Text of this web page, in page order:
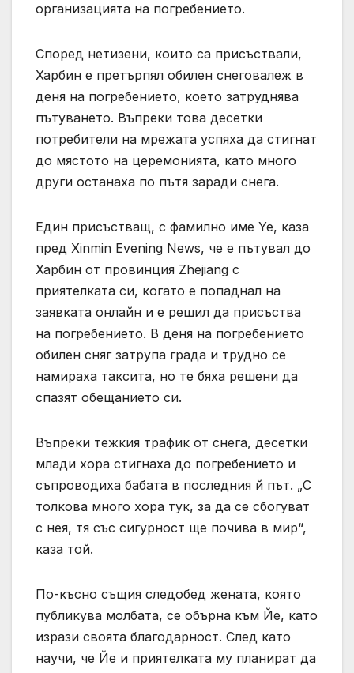
организацията на погребението.
Според нетизени, които са присъствали,
Харбин е претърпял обилен снеговалеж в
деня на погребението, което затруднява
пътуването. Въпреки това десетки
потребители на мрежата успяха да стигнат
до мястото на церемонията, като много
други останаха по пътя заради снега.
Един присъстващ, с фамилно име Ye, каза
пред Xinmin Evening News, че е пътувал до
Харбин от провинция Zhejiang с
приятелката си, когато е попаднал на
заявката онлайн и е решил да присъства
на погребението. В деня на погребението
обилен сняг затрупа града и трудно се
намираха таксита, но те бяха решени да
спазят обещанието си.
Въпреки тежкия трафик от снега, десетки
млади хора стигнаха до погребението и
съпроводиха бабата в последния й път. „С
толкова много хора тук, за да се сбогуват
с нея, тя със сигурност ще почива в мир“,
каза той.
По-късно същия следобед жената, която
публикува молбата, се обърна към Йе, като
изрази своята благодарност. След като
научи, че Йе и приятелката му планират да